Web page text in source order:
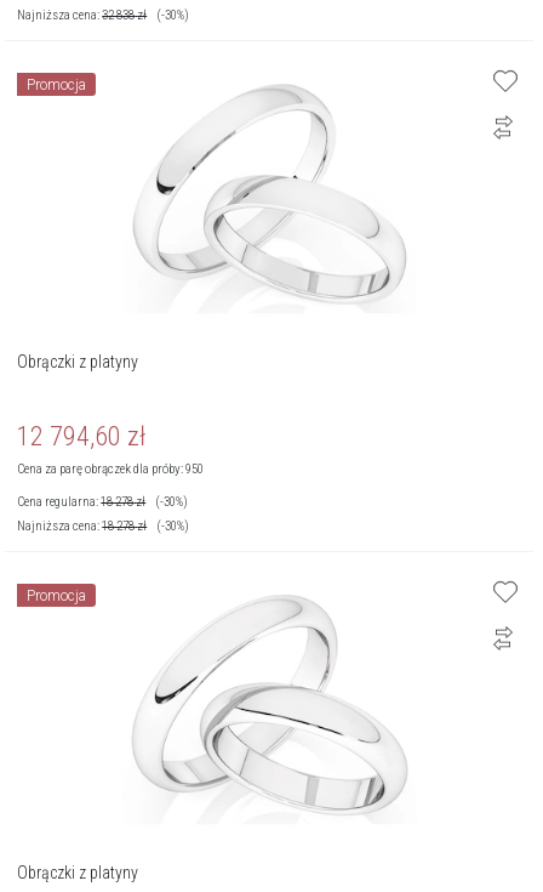
Najniższa cena:32 838zł (-30%)
Promocja
Obrączki z platyny
12 794,60 zł
Cena za parę obrączek dla próby: 950
Cena regularna:18 278zł
(-30%)
Najniższa cena:18 278zł (-30%)
Promocja
Obrączki z platyny